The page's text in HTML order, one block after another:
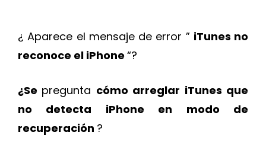
¿ Aparece el mensaje de error ” iTunes no
reconoce el iPhone “?
¿Se pregunta cómo arreglar iTunes que
no detecta iPhone en modo de
recuperación ?